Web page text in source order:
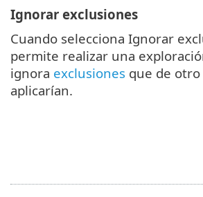
Ignorar exclusiones
Cuando selecciona Ignorar
permite realizar una
ignora exclusiones que de otro
aplicarían.